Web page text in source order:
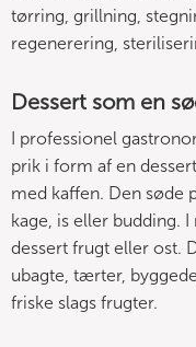
tørring, grillning,
regenerering,
Dessert som en
I professionel
prik i form af en
med kaffen. Den søde
kage, is eller budding.
dessert frugt eller ost.
ubagte, tærter,
friske slags frugter.